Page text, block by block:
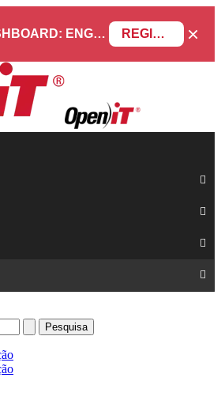
BEYOND THE DASHBOARD: ENGINEERING SOFTWARE IN SERVICENOW WEBINAR REGISTAR AGORA ×